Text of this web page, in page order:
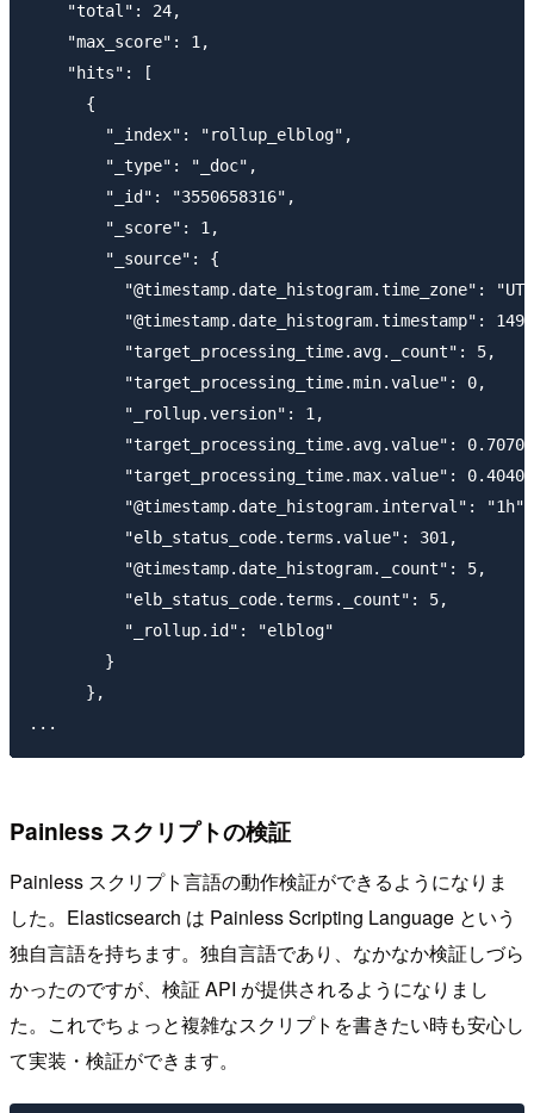
    "total": 24,
    "max_score": 1,
    "hits": [
      {
        "_index": "rollup_elblog",
        "_type": "_doc",
        "_id": "3550658316",
        "_score": 1,
        "_source": {
"@timestamp.date_histogram.time_zone":
"@timestamp.date_histogram.timestamp":
          "target_processing_time.avg._count": 5,
          "target_processing_time.min.value": 0,
          "_rollup.version": 1,
"target_processing_time.avg.value":
"target_processing_time.max.value":
          "@timestamp.date_histogram.interval": "1h",
          "elb_status_code.terms.value": 301,
          "@timestamp.date_histogram._count": 5,
          "elb_status_code.terms._count": 5,
          "_rollup.id": "elblog"
        }
      },
Painless スクリプトの検証
Painless スクリプト言語の動作検証ができるようになりま
した。Elasticsearch は Painless Scripting Language という
独自言語を持ちます。独自言語であり、なかなか検証しづら
かったのですが、検証 API が提供されるようになりまし
た。これでちょっと複雑なスクリプトを書きたい時も安心し
て実装・検証ができます。